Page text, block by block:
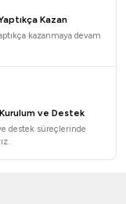
doğrudan
(litre), çap ve
önemlidir.
sık pişirdiğiniz
modellerimizi
küçük bir
her türlü ihtiyaca
güvencesiyle
bir üst seviyeye
Kazan
kazanmaya devam
ve Destek
destek süreçlerinde